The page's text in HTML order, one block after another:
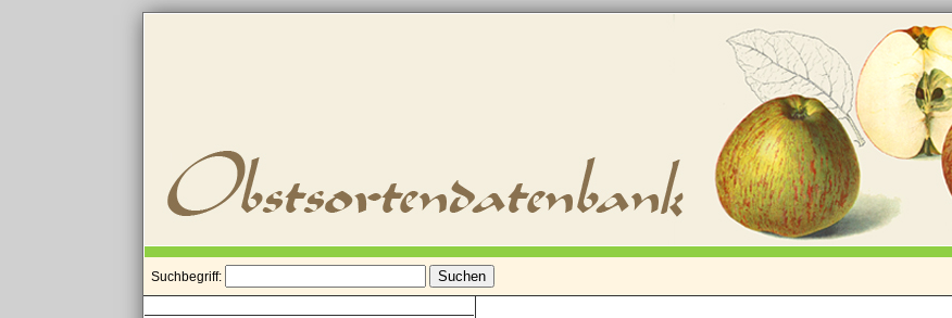
Suchbegriff: